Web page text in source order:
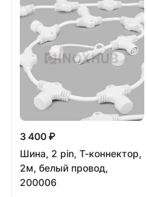
3 400 ₽
Шина, 2 pin, Т-коннектор,
2м, белый провод,
200006